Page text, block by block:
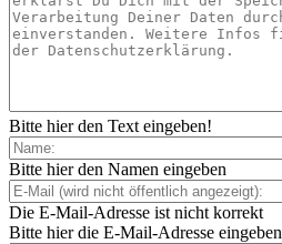
Bitte hier den Text eingeben!
Bitte hier den Namen eingeben
Die E-Mail-Adresse ist nicht korrekt
Bitte hier die E-Mail-Adresse eingeben